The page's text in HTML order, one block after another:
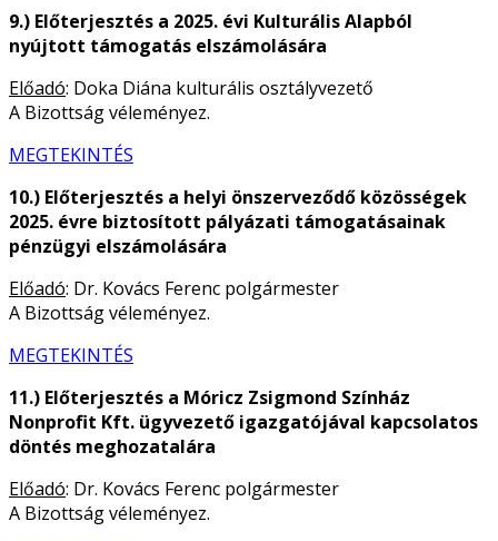
9.) Előterjesztés a 2025. évi Kulturális Alapból
nyújtott támogatás elszámolására
Előadó: Doka Diána kulturális osztályvezető
A Bizottság véleményez.
MEGTEKINTÉS
10.) Előterjesztés a helyi önszerveződő közösségek
2025. évre biztosított pályázati támogatásainak
pénzügyi elszámolására
Előadó: Dr. Kovács Ferenc polgármester
A Bizottság véleményez.
MEGTEKINTÉS
11.) Előterjesztés a Móricz Zsigmond Színház
Nonprofit Kft. ügyvezető igazgatójával kapcsolatos
döntés meghozatalára
Előadó: Dr. Kovács Ferenc polgármester
A Bizottság véleményez.